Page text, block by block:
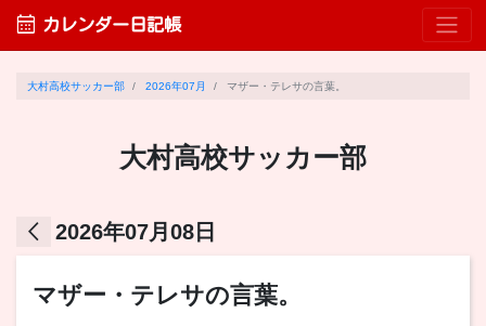
calendar_month カレンダー日記帳
大村高校サッカー部 2026年07月 マザー・テレサの言葉。
大村高校サッカー部
arrow_back_ios 2026年07月08日
マザー・テレサの言葉。